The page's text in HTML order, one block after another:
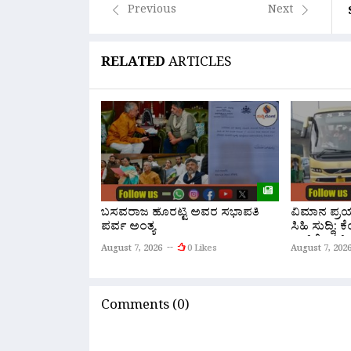
Previous Next
RELATEDARTICLES
ಬಸವರಾಜ ಹೊರಟ್ಟಿ ಅವರ ಸಭಾಪತಿ
ಪರ್ವ ಅಂತ್ಯ
August 7, 2026 0 Likes
ವಿಮಾನ
ಸಿಹಿ ಸುದ್ದಿ:
ನೇರ ‘ಫ್ಲೈ
August 7, 2026
Comments (0)